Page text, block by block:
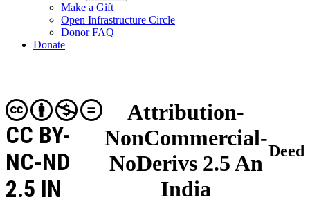
Make a Gift
Open Infrastructure Circle
Donor FAQ
Donate
Attribution-
NonCommercial-
NoDerivs 2.5 An
India
CC BY-
NC-ND
2.5 IN
Deed